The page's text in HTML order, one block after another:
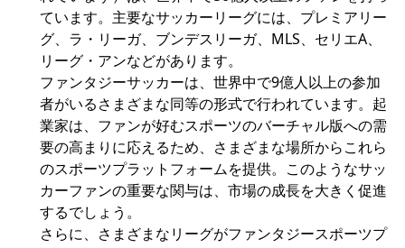
ています。主要なサッカーリーグには、プレミアリー
グ、ラ・リーガ、ブンデスリーガ、MLS、セリエA、
リーグ・アンなどがあります。
ファンタジーサッカーは、世界中で9億人以上の参加
者がいるさまざまな同等の形式で行われています。起
業家は、ファンが好むスポーツのバーチャル版への需
要の高まりに応えるため、さまざまな場所からこれら
のスポーツプラットフォームを提供。このようなサッ
カーファンの重要な関与は、市場の成長を大きく促進
するでしょう。
さらに、さまざまなリーグがファンタジースポーツプ